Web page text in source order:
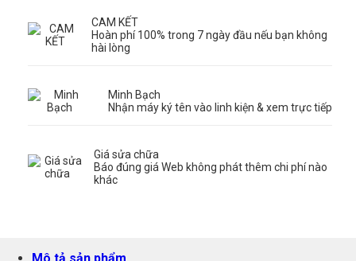
CAM KẾT
Hoàn phí 100% trong 7 ngày đầu nếu bạn không
hài lòng
Minh Bạch
Nhận máy ký tên vào linh kiện & xem trực tiếp
Giá sửa chữa
Báo đúng giá Web không phát thêm chi phí nào
khác